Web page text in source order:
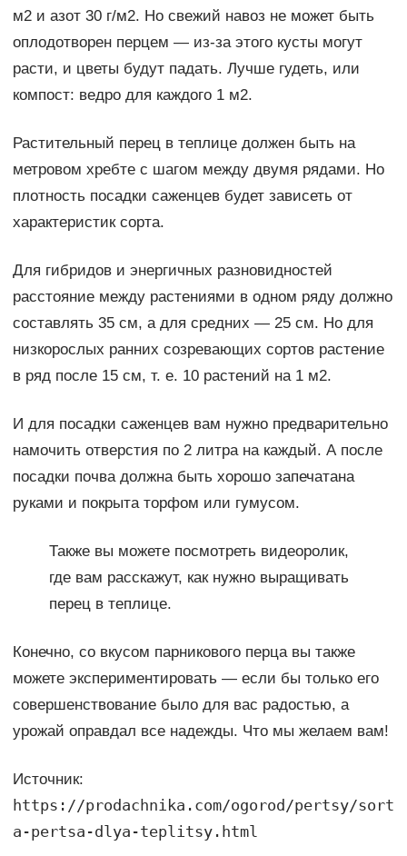
м2 и азот 30 г/м2. Но свежий навоз не может быть
оплодотворен перцем — из-за этого кусты могут
расти, и цветы будут падать. Лучше гудеть, или
компост: ведро для каждого 1 м2.
Растительный перец в теплице должен быть на
метровом хребте с шагом между двумя рядами. Но
плотность посадки саженцев будет зависеть от
характеристик сорта.
Для гибридов и энергичных разновидностей
расстояние между растениями в одном ряду должно
составлять 35 см, а для средних — 25 см. Но для
низкорослых ранних созревающих сортов растение
в ряд после 15 см, т. е. 10 растений на 1 м2.
И для посадки саженцев вам нужно предварительно
намочить отверстия по 2 литра на каждый. А после
посадки почва должна быть хорошо запечатана
руками и покрыта торфом или гумусом.
Также вы можете посмотреть видеоролик,
где вам расскажут, как нужно выращивать
перец в теплице.
Конечно, со вкусом парникового перца вы также
можете экспериментировать — если бы только его
совершенствование было для вас радостью, а
урожай оправдал все надежды. Что мы желаем вам!
Источник:
https://prodachnika.com/ogorod/pertsy/sort
a-pertsa-dlya-teplitsy.html